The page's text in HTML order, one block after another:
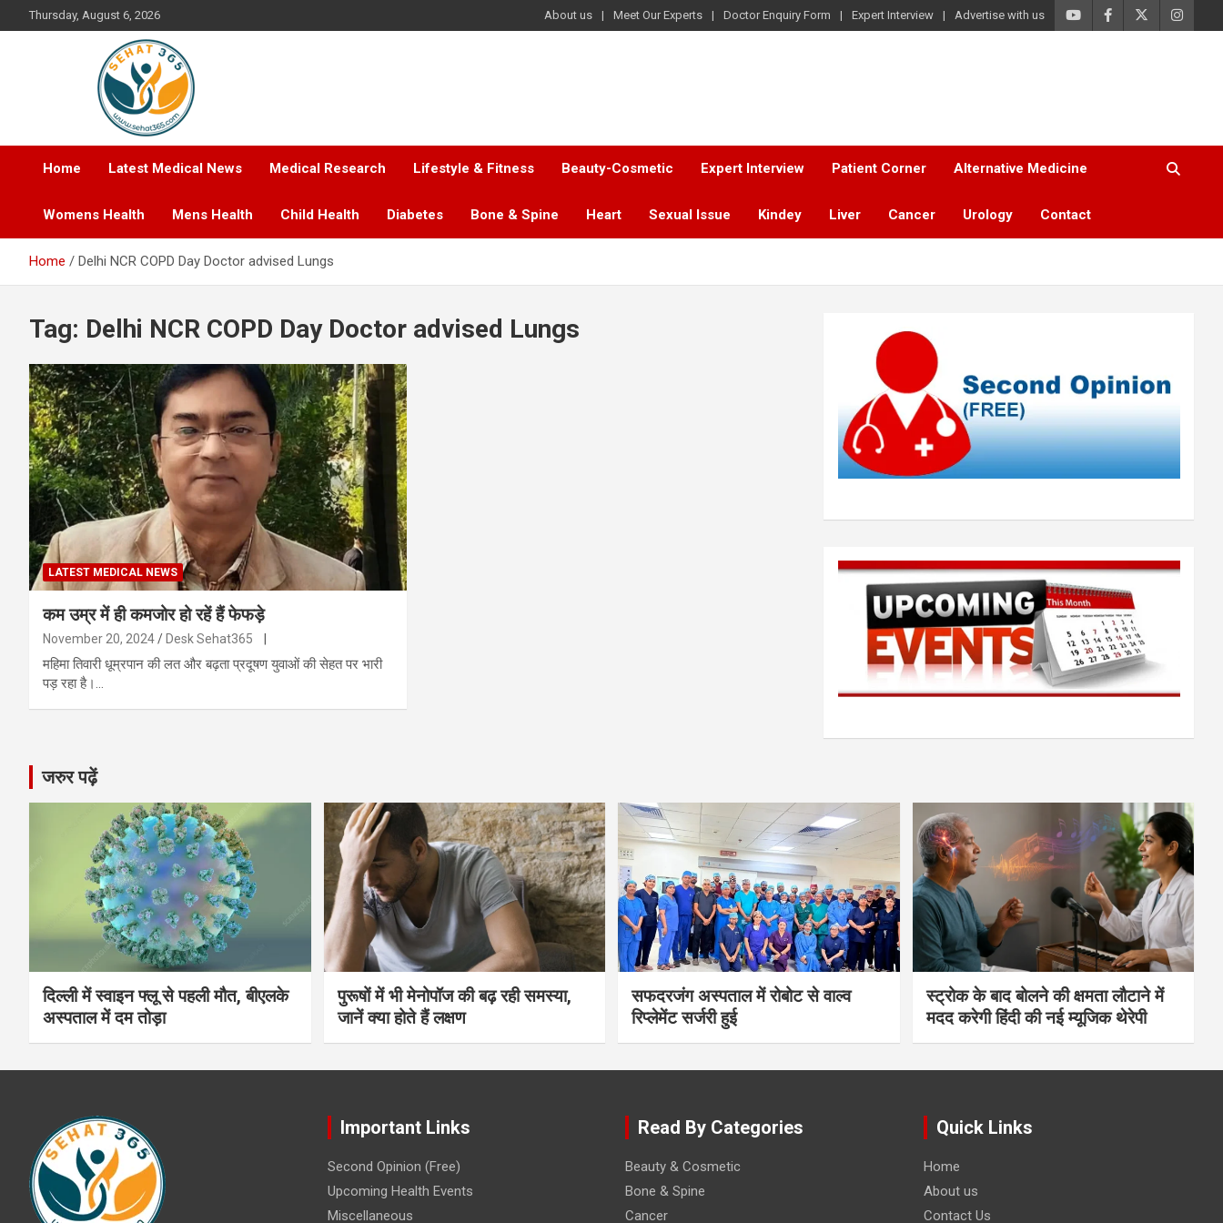
to
Thursday, August 6, 2026 About us Meet Our Experts Doctor Enquiry Form Expert Interview Advertise with us
Sehat365
Your's Complete Health Guide
Home
Latest Medical News Medical Research Lifestyle & Fitness Beauty-Cosmetic Expert Interview Patient Corner Alternative Medicine
Womens Health Mens Health Child Health Diabetes Bone & Spine Heart Sexual Issue Kindey Liver Cancer Urology Contact
Home Delhi NCR COPD Day Doctor advised Lungs
Tag: Delhi NCR COPD Day Doctor advised Lungs
LATEST MEDICAL NEWS
कम उम्र में ही कमजोर हो रहें हैं फेफड़े
November 20, 2024 Desk Sehat365
महिमा तिवारी धूम्रपान की लत और बढ़ता प्रदूषण युवाओं की सेहत पर भारी
पड़ रहा है।…
जरुर पढ़ें
दिल्ली में स्वाइन फ्लू से पहली मौत, बीएलके
अस्पताल में दम तोड़ा
पुरूषों में भी मेनोपॉज की बढ़ रही समस्या,
जानें क्या होते हैं लक्षण
सफदरजंग अस्पताल में रोबोट से वाल्व
रिप्लेमेंट सर्जरी हुई
स्ट्रोक के बाद बोलने की क्षमता लौटाने में
मदद करेगी हिंदी की नई म्यूजिक थेरेपी
Important Links
Second Opinion (Free)
Upcoming Health Events
Miscellaneous
Read By Categories
Beauty & Cosmetic
Bone & Spine
Cancer
Quick Links
Home
About us
Contact Us